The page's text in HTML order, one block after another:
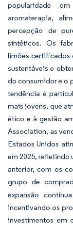
popularidade
aromaterapia,
percepção de
sintéticos. Os
limões certificados
sustentáveis e
do consumidor e o
tendência é
mais jovens, que
ético e à gestão
Association, as
Estados Unidos
em 2025, refletindo
anterior, com os
grupo de
expansão
incentivando os
investimentos em